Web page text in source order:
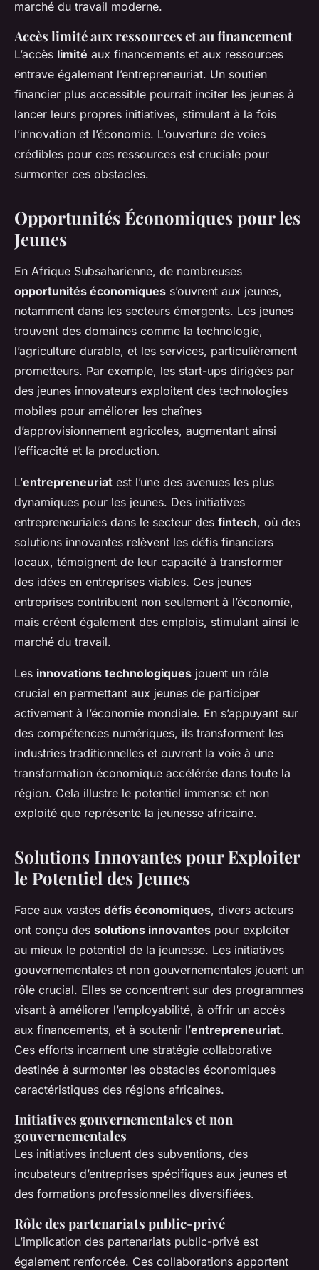
marché du travail moderne.
Accès limité aux ressources et au financement
L’accès limité aux financements et aux ressources
entrave également l’entrepreneuriat. Un soutien
financier plus accessible pourrait inciter les jeunes à
lancer leurs propres initiatives, stimulant à la fois
l’innovation et l’économie. L’ouverture de voies
crédibles pour ces ressources est cruciale pour
surmonter ces obstacles.
Opportunités Économiques pour les
Jeunes
En Afrique Subsaharienne, de nombreuses
opportunités économiques s’ouvrent aux jeunes,
notamment dans les secteurs émergents. Les jeunes
trouvent des domaines comme la technologie,
l’agriculture durable, et les services, particulièrement
prometteurs. Par exemple, les start-ups dirigées par
des jeunes innovateurs exploitent des technologies
mobiles pour améliorer les chaînes
d’approvisionnement agricoles, augmentant ainsi
l’efficacité et la production.
L’entrepreneuriat est l’une des avenues les plus
dynamiques pour les jeunes. Des initiatives
entrepreneuriales dans le secteur des fintech, où des
solutions innovantes relèvent les défis financiers
locaux, témoignent de leur capacité à transformer
des idées en entreprises viables. Ces jeunes
entreprises contribuent non seulement à l’économie,
mais créent également des emplois, stimulant ainsi le
marché du travail.
Les innovations technologiques jouent un rôle
crucial en permettant aux jeunes de participer
activement à l’économie mondiale. En s’appuyant sur
des compétences numériques, ils transforment les
industries traditionnelles et ouvrent la voie à une
transformation économique accélérée dans toute la
région. Cela illustre le potentiel immense et non
exploité que représente la jeunesse africaine.
Solutions Innovantes pour Exploiter
le Potentiel des Jeunes
Face aux vastes défis économiques, divers acteurs
ont conçu des solutions innovantes pour exploiter
au mieux le potentiel de la jeunesse. Les initiatives
gouvernementales et non gouvernementales jouent un
rôle crucial. Elles se concentrent sur des programmes
visant à améliorer l’employabilité, à offrir un accès
aux financements, et à soutenir l’entrepreneuriat.
Ces efforts incarnent une stratégie collaborative
destinée à surmonter les obstacles économiques
caractéristiques des régions africaines.
Initiatives gouvernementales et non
gouvernementales
Les initiatives incluent des subventions, des
incubateurs d’entreprises spécifiques aux jeunes et
des formations professionnelles diversifiées.
Rôle des partenariats public-privé
L’implication des partenariats public-privé est
également renforcée. Ces collaborations apportent